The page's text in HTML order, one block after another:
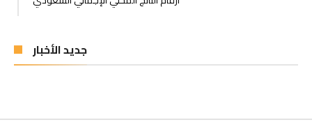
جديد الأخبار